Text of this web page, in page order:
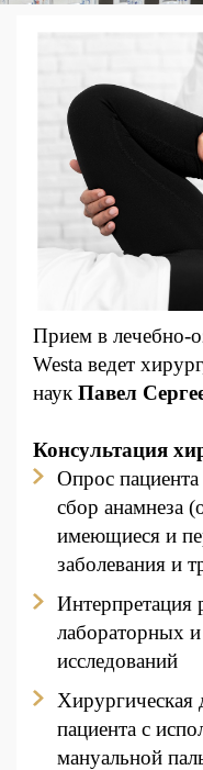
Прием в лечебно-
Westa ведет
наук Павел
Консультация
Опрос
сбор анамнеза
имеющиеся и
заболевания и
Интерпретация
лабораторных
исследований
Хирургическая
пациента с
мануальной